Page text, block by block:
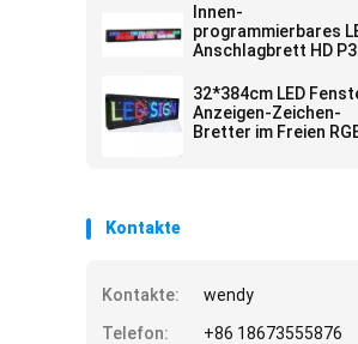
Innen-
programmierbares
Anschlagbrett HD P3
32*384cm LED
Anzeigen-Zeichen-
Bretter im Freien
Kontakte
Kontakte:
wendy
Telefon:
+86 18673555876